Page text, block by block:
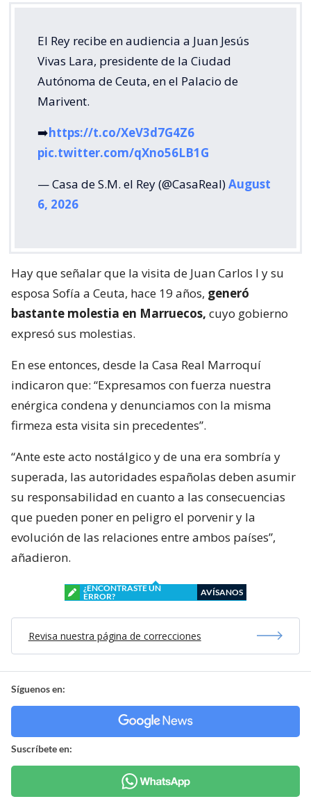
El Rey recibe en audiencia a Juan Jesús
Vivas Lara, presidente de la Ciudad
Autónoma de Ceuta, en el Palacio de
Marivent.
➡️https://t.co/XeV3d7G4Z6
pic.twitter.com/qXno56LB1G
— Casa de S.M. el Rey (@CasaReal)August
6, 2026
Hay que señalar que la visita de Juan Carlos I y su
esposa Sofía a Ceuta, hace 19 años, generó
bastante molestia en Marruecos, cuyo gobierno
expresó sus molestias.
En ese entonces, desde la Casa Real Marroquí
indicaron que: “Expresamos con fuerza nuestra
enérgica condena y denunciamos con la misma
firmeza esta visita sin precedentes”.
“Ante este acto nostálgico y de una era sombría y
superada, las autoridades españolas deben asumir
su responsabilidad en cuanto a las consecuencias
que pueden poner en peligro el porvenir y la
evolución de las relaciones entre ambos países”,
añadieron.
¿ENCONTRASTE UN
ERROR?
AVÍSANOS
Revisa nuestra página de correcciones
Síguenos en:
Suscríbete en: